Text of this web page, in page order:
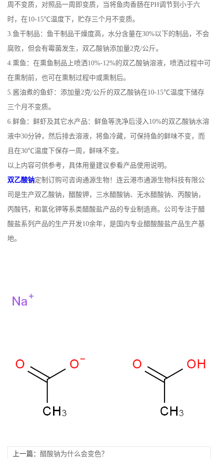
司
动
态
产
展
厅
书
式
言
周不变质，对照品一周即变质，当将鱼肉香肠在PH调节到小于六
时，在10-15℃温度下，贮存三个月不变质。
3.鱼干制品：鱼干制品干燥度高，水分含量在30%以下的制品，不会
腐败，但会有霉菌发生，双乙酸钠添加量2克/公斤。
4.熏鱼：在熏鱼制品上喷洒10%-12%的双乙酸钠溶液，喷洒过程中可
在熏制前，也可在熏制过程中或熏制后。
5.酱油煮的鱼虾：添加量2克/公斤的双乙酸钠在10-15℃温度下储存
三个月不变质。
6.鲜鱼：鲜虾及其它水产品：鲜鱼等洗净后浸入10%的双乙酸钠水溶
液中30分钟，然后排去溶液，将鱼冷藏，可保持鱼的鲜味不变，而
且在30℃温度下保存一周，鲜味不变。
以上内容可供参考，具体用量建议参看产品使用说明。
双乙酸钠定制订购可咨询通源生物！连云港市通源生物科技有限公
司是生产双乙酸钠，醋酸钾，三水醋酸钠、无水醋酸钠、丙酸钠，
丙酸钙，和氯化钾等系类醋酸盐产品的专业制造商。公司专注于醋
酸盐系列产品的生产开发10余年，是国内专业醋酸酸盐产品生产基
地。
上一篇： 醋酸钠为什么会变色？